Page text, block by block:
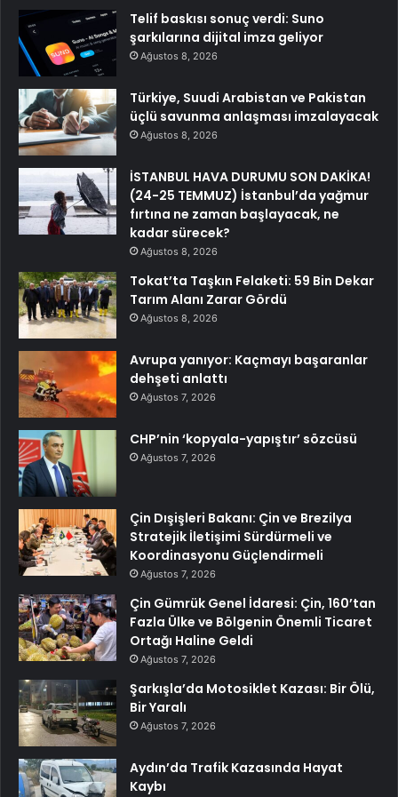
Telif baskısı sonuç verdi: Suno
şarkılarına dijital imza geliyor
Ağustos 8, 2026
Türkiye, Suudi Arabistan ve Pakistan
üçlü savunma anlaşması imzalayacak
Ağustos 8, 2026
İSTANBUL HAVA DURUMU SON DAKİKA!
(24-25 TEMMUZ) İstanbul’da yağmur
fırtına ne zaman başlayacak, ne
kadar sürecek?
Ağustos 8, 2026
Tokat’ta Taşkın Felaketi: 59 Bin Dekar
Tarım Alanı Zarar Gördü
Ağustos 8, 2026
Avrupa yanıyor: Kaçmayı başaranlar
dehşeti anlattı
Ağustos 7, 2026
CHP’nin ‘kopyala-yapıştır’ sözcüsü
Ağustos 7, 2026
Çin Dışişleri Bakanı: Çin ve Brezilya
Stratejik İletişimi Sürdürmeli ve
Koordinasyonu Güçlendirmeli
Ağustos 7, 2026
Çin Gümrük Genel İdaresi: Çin, 160’tan
Fazla Ülke ve Bölgenin Önemli Ticaret
Ortağı Haline Geldi
Ağustos 7, 2026
Şarkışla’da Motosiklet Kazası: Bir Ölü,
Bir Yaralı
Ağustos 7, 2026
Aydın’da Trafik Kazasında Hayat
Kaybı